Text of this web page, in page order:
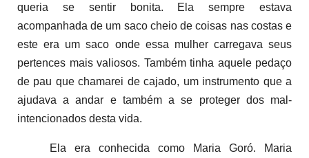
queria se sentir bonita. Ela sempre estava
acompanhada de um saco cheio de coisas nas costas e
este era um saco onde essa mulher carregava seus
pertences mais valiosos. Também tinha aquele pedaço
de pau que chamarei de cajado, um instrumento que a
ajudava a andar e também a se proteger dos mal-
intencionados desta vida.
Ela era conhecida como Maria Goró. Maria